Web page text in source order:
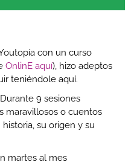
con un curso
OnlinE aquí), hizo adeptos
teniéndole aquí.
9 sesiones
maravillosos o cuentos
su origen y su
martes al mes